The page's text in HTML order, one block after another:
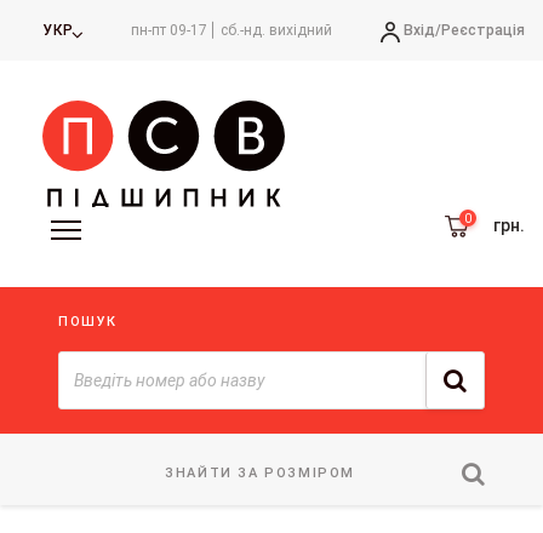
УКР пн-пт 09-17 сб.-нд. вихідний Вхід/Реєстрація
грн.
ПОШУК
ЗНАЙТИ ЗА РОЗМІРОМ